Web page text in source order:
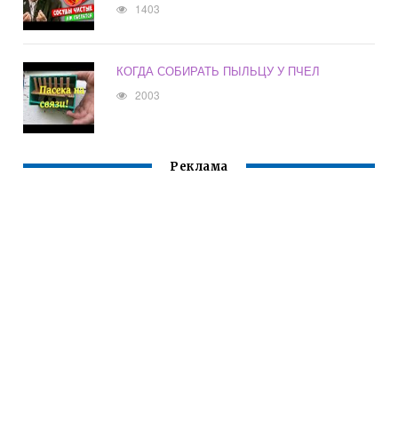
1403
КОГДА СОБИРАТЬ ПЫЛЬЦУ У ПЧЕЛ
2003
Реклама